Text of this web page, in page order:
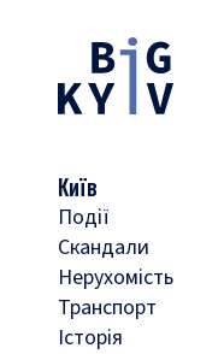
Київ
Події
Скандали
Нерухомість
Транспорт
Історія